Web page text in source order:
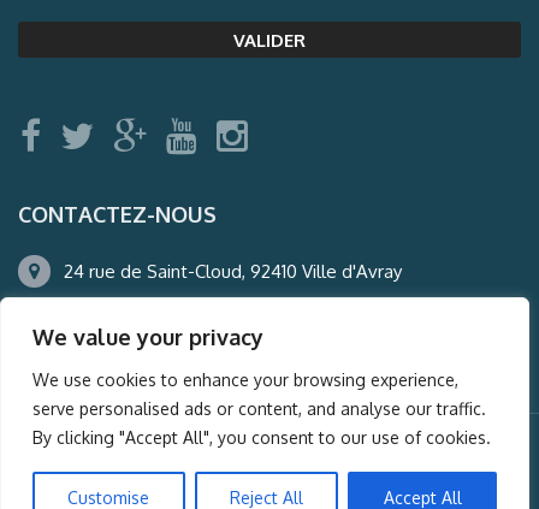
We value your privacy
We use cookies to enhance your browsing experience,
serve personalised ads or content, and analyse our traffic.
By clicking "Accept All", you consent to our use of cookies.
Customise Reject All Accept All
CONTACTEZ-NOUS
24 rue de Saint-Cloud, 92410 Ville d'Avray